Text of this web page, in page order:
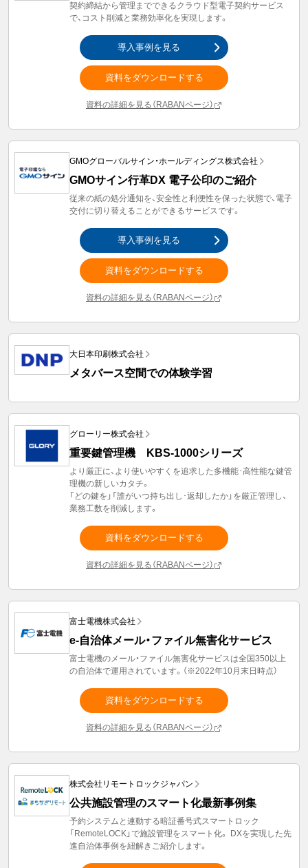
契約締結から管理までできるクラウド型電子契約サービス
で、コスト削減と業務効率化を実現します。
導入事例を見る
資料をダウンロードする
資料の詳細を見る（RABANページ）
GMOグローバルサイン・ホールディングス株式会社
GMOサイン行革DX 電子公印のご紹介
従来の紙の処分通知を、安全性と利便性を保った状態で、電子
交付に切り替えることができるサービスです。
導入事例を見る
資料をダウンロードする
資料の詳細を見る（RABANページ）
大日本印刷株式会社
メタバース空間での体験学習
グローリー株式会社
重要鍵管理機 KBS-1000シリーズ
より厳正に、より使いやすくを追求した多機能･高性能な鍵管
理機の新しいカタチ。
「どの鍵を」「誰がいつ持ち出し･返却したか」を厳正管理し、
業務工数を削減します。
資料をダウンロードする
資料の詳細を見る（RABANページ）
富士電機株式会社
e-自治体メール・ファイル無害化サービス
富士電機のメール・ファイル無害化サービスは全国350以上
の自治体で運用されています。（※2022年10月末日時点）
資料をダウンロードする
資料の詳細を見る（RABANページ）
株式会社リモートロックジャパン
公共施設管理のスマート化最新事例集
予約システムと連動する暗証番号式スマートロック
「RemoteLOCK」で施設管理をスマート化。 DXを実現した先
進自治体事例を紐解きご紹介します。